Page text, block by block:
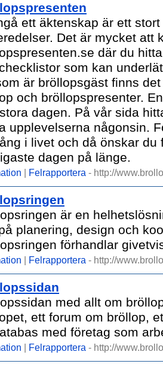
ett äktenskap är ett
Det är mycket att
där du
som kan
är bröllopsgäst finns
och bröllopspresenter.
dagen. På vår sida
upplevelserna någonsin.
i livet och då önskar
dagen på länge.
| Felrapportera - http://
är en
planering, design och
förhandlar
| Felrapportera - http://
med allt om
ett forum om bröllop,
med företag som
| Felrapportera - http://